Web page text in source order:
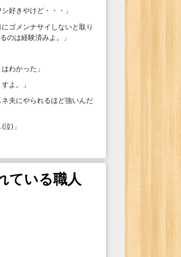
好きやけど・・・
」
ゴメンナサイしないと取り
のは経験済みよ。
」
わかった 」
よ。
」
夫にやられるほど強いんだ
泣) 」
ている職人